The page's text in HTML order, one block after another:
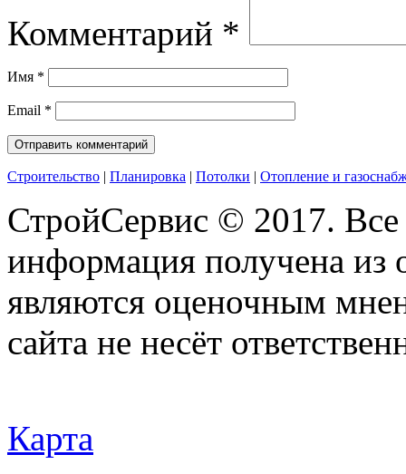
Комментарий *
Имя *
Email *
Строительство | Планировка | Потолки | Отопление и
СтройСервис © 2017.
информация получена из
являются оценочным
сайта не несёт
Карта